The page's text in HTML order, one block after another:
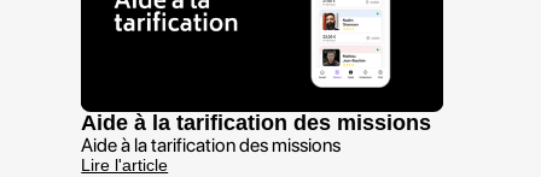
Aide à la tarification des missions
Aide à la tarification des missions
Lire l'article